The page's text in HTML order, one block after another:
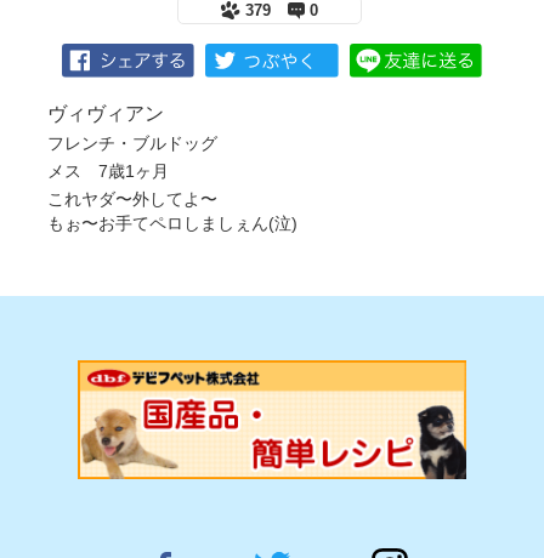
379 0
ヴィヴィアン
フレンチ・ブルドッグ
メス 7歳1ヶ月
これヤダ〜外してよ〜
もぉ〜お手てペロしましぇん(泣)